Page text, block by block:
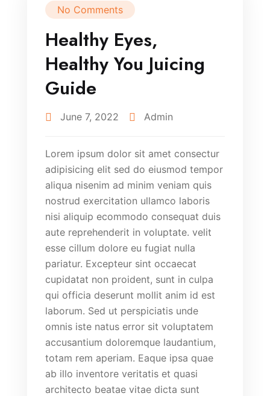
No Comments
Healthy Eyes,
Healthy You Juicing
Guide
June 7, 2022 Admin
Lorem ipsum dolor sit amet consectur
adipisicing elit sed do eiusmod tempor
aliqua nisenim ad minim veniam quis
nostrud exercitation ullamco laboris
nisi aliquip ecommodo consequat duis
aute reprehenderit in voluptate. velit
esse cillum dolore eu fugiat nulla
pariatur. Excepteur sint occaecat
cupidatat non proident, sunt in culpa
qui officia deserunt mollit anim id est
laborum. Sed ut perspiciatis unde
omnis iste natus error sit voluptatem
accusantium doloremque laudantium,
totam rem aperiam. Eaque ipsa quae
ab illo inventore veritatis et quasi
architecto beatae vitae dicta sunt